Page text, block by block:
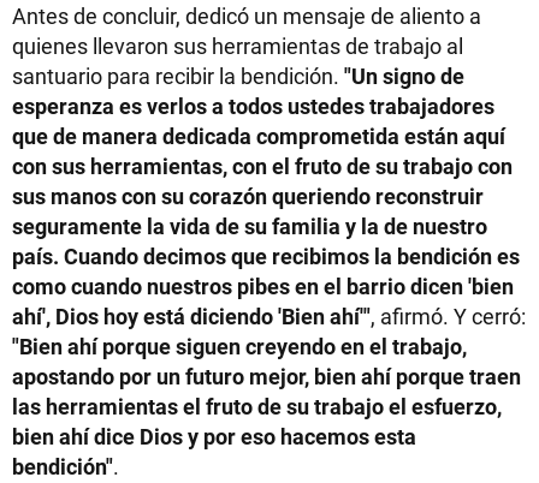
Antes de concluir, dedicó un mensaje de aliento a
quienes llevaron sus herramientas de trabajo al
santuario para recibir la bendición. "Un signo de
esperanza es verlos a todos ustedes trabajadores
que de manera dedicada comprometida están aquí
con sus herramientas, con el fruto de su trabajo con
sus manos con su corazón queriendo reconstruir
seguramente la vida de su familia y la de nuestro
país. Cuando decimos que recibimos la bendición es
como cuando nuestros pibes en el barrio dicen 'bien
ahí', Dios hoy está diciendo 'Bien ahí'", afirmó. Y cerró:
"Bien ahí porque siguen creyendo en el trabajo,
apostando por un futuro mejor, bien ahí porque traen
las herramientas el fruto de su trabajo el esfuerzo,
bien ahí dice Dios y por eso hacemos esta
bendición".